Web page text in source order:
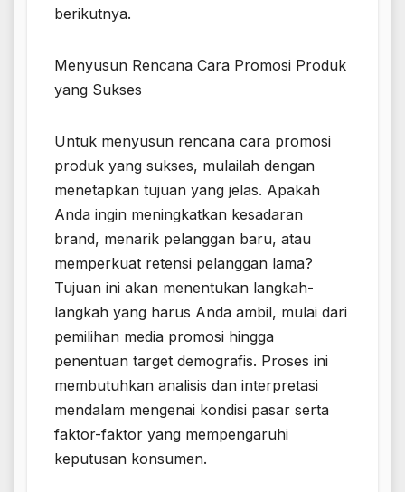
berikutnya.
Menyusun Rencana Cara Promosi Produk
yang Sukses
Untuk menyusun rencana cara promosi
produk yang sukses, mulailah dengan
menetapkan tujuan yang jelas. Apakah
Anda ingin meningkatkan kesadaran
brand, menarik pelanggan baru, atau
memperkuat retensi pelanggan lama?
Tujuan ini akan menentukan langkah-
langkah yang harus Anda ambil, mulai dari
pemilihan media promosi hingga
penentuan target demografis. Proses ini
membutuhkan analisis dan interpretasi
mendalam mengenai kondisi pasar serta
faktor-faktor yang mempengaruhi
keputusan konsumen.